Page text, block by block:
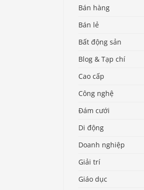
Bán hàng
Bán lẻ
Bất động sản
Blog & Tạp chí
Cao cấp
Công nghệ
Đám cưới
Di động
Doanh nghiệp
Giải trí
Giáo dục